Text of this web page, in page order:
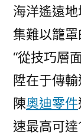
海洋遙遠
集難以籠
“從技巧層
陞在于傳
陳奧迪零件
速最高可